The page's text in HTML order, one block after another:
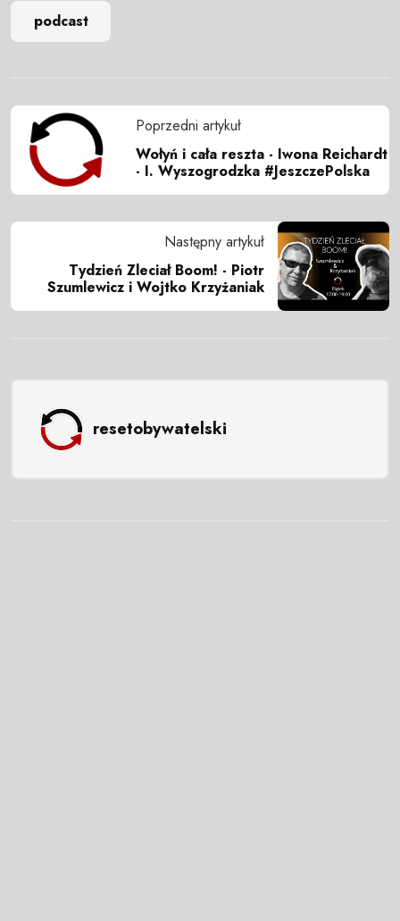
podcast
Poprzedni artykuł
Wołyń i cała reszta - Iwona Reichardt
- I. Wyszogrodzka #JeszczePolska
Następny artykuł
Tydzień Zleciał Boom! - Piotr
Szumlewicz i Wojtko Krzyżaniak
resetobywatelski